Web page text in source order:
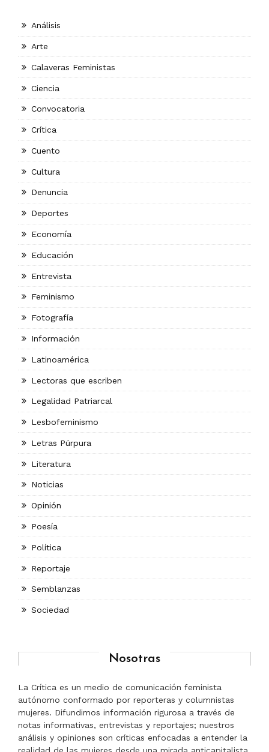
Análisis
Arte
Calaveras Feministas
Ciencia
Convocatoria
Crítica
Cuento
Cultura
Denuncia
Deportes
Economía
Educación
Entrevista
Feminismo
Fotografía
Información
Latinoamérica
Lectoras que escriben
Legalidad Patriarcal
Lesbofeminismo
Letras Púrpura
Literatura
Noticias
Opinión
Poesía
Política
Reportaje
Semblanzas
Sociedad
Nosotras
La Crítica es un medio de comunicación feminista
autónomo conformado por reporteras y columnistas
mujeres. Difundimos información rigurosa a través de
notas informativas, entrevistas y reportajes; nuestros
análisis y opiniones son críticas enfocadas a entender la
realidad de las mujeres desde una mirada anticapitalista